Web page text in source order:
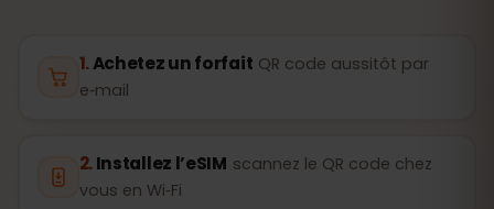
Achetez un forfait QR code aussitôt par
e‑mail
Installez l’eSIM scannez le QR code chez
vous en Wi‑Fi